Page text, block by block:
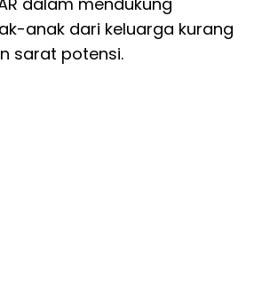
anak dari keluarga kurang
sarat potensi.